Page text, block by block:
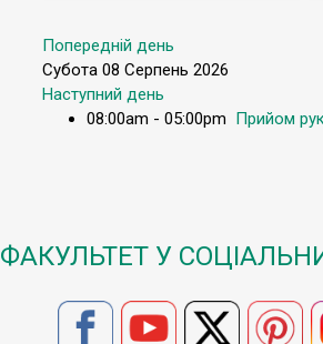
Попередній день
Субота 08 Серпень 2026
Наступний день
08:00am - 05:00pm Прийом
ФАКУЛЬТЕТ У